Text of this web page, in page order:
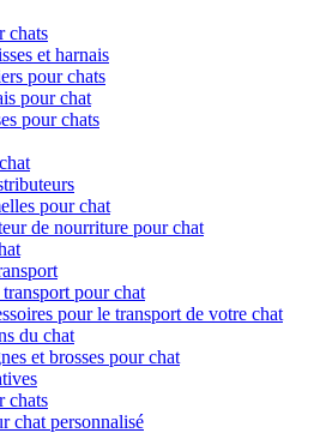
chats
et harnais
pour chats
pour chat
pour chats
pour chat
de nourriture pour chat
pour chat
pour le transport de votre chat
du chat
et brosses pour chat
chats
chat personnalisé